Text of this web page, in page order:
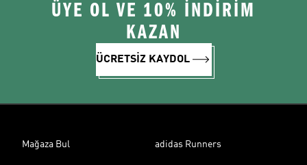
ÜYE OL VE 10% İNDİRİM
KAZAN
ÜCRETSİZ KAYDOL
Mağaza Bul adidas Runners